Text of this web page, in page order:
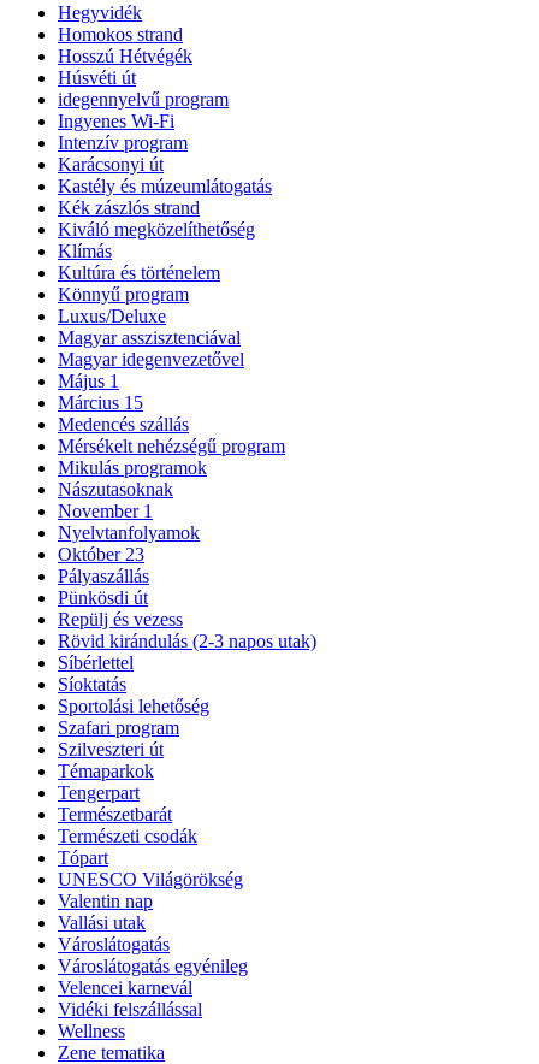
Hegyvidék
Homokos strand
Hosszú Hétvégék
Húsvéti út
idegennyelvű program
Ingyenes Wi-Fi
Intenzív program
Karácsonyi út
Kastély és múzeumlátogatás
Kék zászlós strand
Kiváló megközelíthetőség
Klímás
Kultúra és történelem
Könnyű program
Luxus/Deluxe
Magyar asszisztenciával
Magyar idegenvezetővel
Május 1
Március 15
Medencés szállás
Mérsékelt nehézségű program
Mikulás programok
Nászutasoknak
November 1
Nyelvtanfolyamok
Október 23
Pályaszállás
Pünkösdi út
Repülj és vezess
Rövid kirándulás (2-3 napos utak)
Síbérlettel
Síoktatás
Sportolási lehetőség
Szafari program
Szilveszteri út
Témaparkok
Tengerpart
Természetbarát
Természeti csodák
Tópart
UNESCO Világörökség
Valentin nap
Vallási utak
Városlátogatás
Városlátogatás egyénileg
Velencei karnevál
Vidéki felszállással
Wellness
Zene tematika